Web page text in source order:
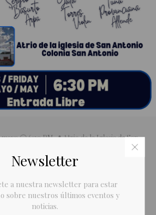
mayo 🕡 6:30 PM 📍 Atrio de la Iglesia de San
Enviar a un amigo
Newsletter
a nuestra newsletter para estar
sobre nuestros últimos eventos y
noticias.